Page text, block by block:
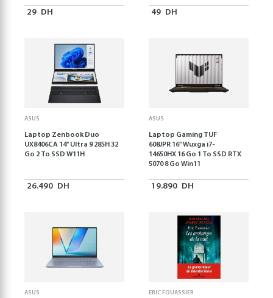
29 DH 49 DH
ASUS
Laptop Zenbook Duo
UX8406CA 14'' Ultra 9 285H 32
Go 2 To SSD W11H
26.490 DH
ASUS
Laptop Gaming TUF
608JPR 16'' Wuxga i7-
14650HX 16 Go 1 To SSD RTX
5070 8 Go Win11
19.890 DH
ASUS ERIC FOUASSIER